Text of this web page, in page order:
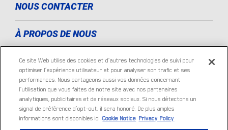
NOUS CONTACTER
À PROPOS DE NOUS
MENTIONS LÉGALES
KING OF THE ROAD
LES TECHNOLOGIES
Ce site Web utilise des cookies et d’autres technologies de suivi pour
optimiser l’expérience utilisateur et pour analyser son trafic et ses
performances. Nous partageons aussi vos données concernant
l’utilisation que vous faites de notre site avec nos partenaires
analytiques, publicitaires et de réseaux sociaux. Si nous détectons un
signal de préférence d’opt-out, il sera honoré. De plus amples
informations sont disponibles ici Cookie Notice Privacy Policy